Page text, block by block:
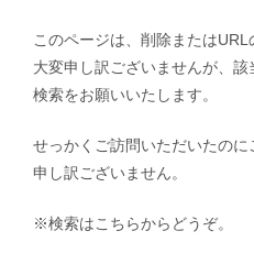
このページは、削除またはURL
大変申し訳ございませんが、
検索をお願いいたします。
せっかくご訪問いただいたのに
申し訳ございません。
※検索はこちらからどうぞ。